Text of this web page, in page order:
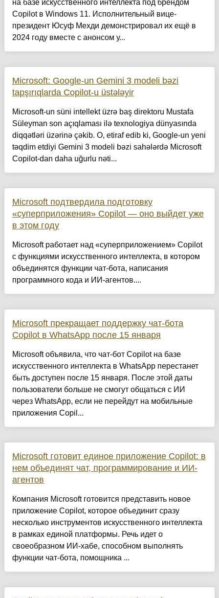
на базе искусственного интеллекта под брендом
Copilot в Windows 11. Исполнительный вице-
президент Юсуф Мехди демонстрировал их ещё в
2024 году вместе с анонсом у...
Microsoft: Google-un Gemini 3 modeli bəzi
tapşırıqlarda Copilot-u üstələyir
Microsoft-un süni intellekt üzrə baş direktoru Mustafa
Süleyman son açıqlaması ilə texnologiya dünyasında
diqqətləri üzərinə çəkib. O, etiraf edib ki, Google-un yeni
təqdim etdiyi Gemini 3 modeli bəzi sahələrdə Microsoft
Copilot-dan daha uğurlu nəti...
Microsoft подтвердила подготовку
«суперприложения» Copilot — оно выйдет уже
в этом году
Microsoft работает над «суперприложением» Copilot
с функциями искусственного интеллекта, в котором
объединятся функции чат-бота, написания
программного кода и ИИ-агентов....
Microsoft прекращает поддержку чат-бота
Copilot в WhatsApp после 15 января
Microsoft объявила, что чат-бот Copilot на базе
искусственного интеллекта в WhatsApp перестанет
быть доступен после 15 января. После этой даты
пользователи больше не смогут общаться с ИИ
через WhatsApp, если не перейдут на мобильные
приложения Copil...
Microsoft готовит единое приложение Copilot: в
нем объединят чат, программирование и ИИ-
агентов
Компания Microsoft готовится представить новое
приложение Copilot, которое объединит сразу
несколько инструментов искусственного интеллекта
в рамках единой платформы. Речь идет о
своеобразном ИИ-хабе, способном выполнять
функции чат-бота, помощника ...